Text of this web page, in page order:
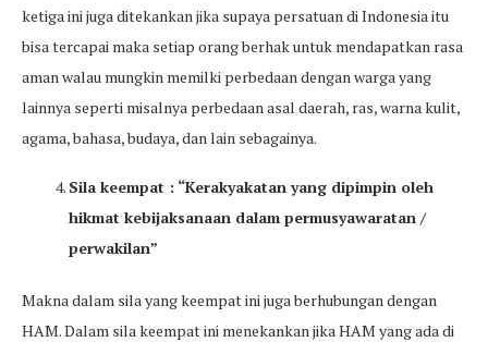
ketiga ini juga ditekankan jika supaya persatuan di Indonesia itu
bisa tercapai maka setiap orang berhak untuk mendapatkan rasa
aman walau mungkin memilki perbedaan dengan warga yang
lainnya seperti misalnya perbedaan asal daerah, ras, warna kulit,
agama, bahasa, budaya, dan lain sebagainya.
Sila keempat : “Kerakyakatan yang dipimpin oleh
hikmat kebijaksanaan dalam permusyawaratan /
perwakilan”
Makna dalam sila yang keempat ini juga berhubungan dengan
HAM. Dalam sila keempat ini menekankan jika HAM yang ada di